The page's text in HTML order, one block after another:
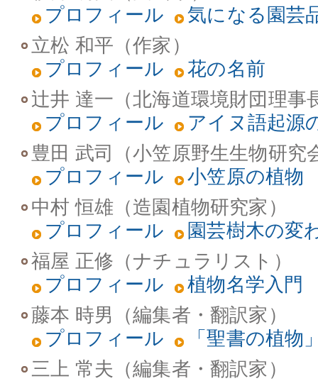
プロフィール
気になる園芸
立松 和平（作家）
プロフィール
花の名前
辻井 達一（北海道環境財団理事
プロフィール
アイヌ語起源
豊田 武司（小笠原野生生物研究
プロフィール
小笠原の植物
中村 恒雄（造園植物研究家）
プロフィール
園芸樹木の変
福屋 正修（ナチュラリスト）
プロフィール
植物名学入門
藤本 時男（編集者・翻訳家）
プロフィール
「聖書の植物
三上 常夫（編集者・翻訳家）